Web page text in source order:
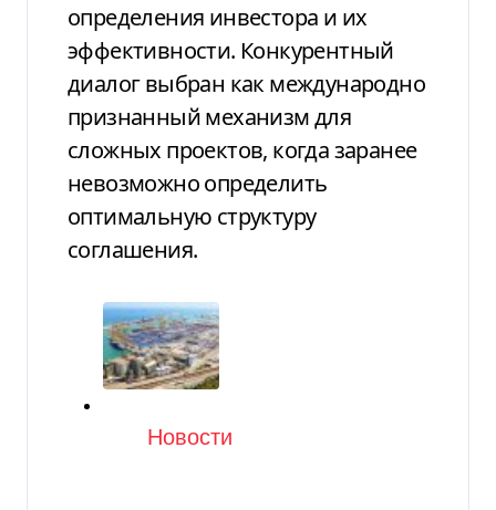
определения инвестора и их
эффективности. Конкурентный
диалог выбран как международно
признанный механизм для
сложных проектов, когда заранее
невозможно определить
оптимальную структуру
соглашения.
Категория
Новости